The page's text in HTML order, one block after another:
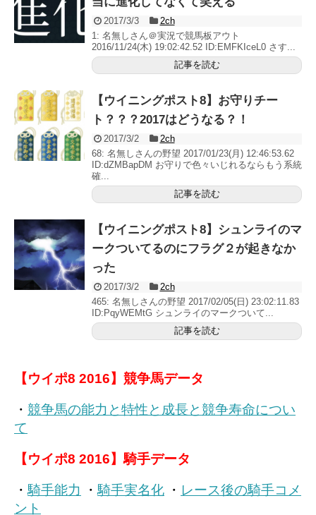
2017/3/3
2ch
1: 名無しさん＠実況で競馬板アウト
2016/11/24(木) 19:02:42.52 ID:EMFKIceL0 さす...
記事を読む
【ウイニングポスト8】お守りチー
ト？？？2017はどうなる？！
2017/3/2
2ch
68: 名無しさんの野望 2017/01/23(月) 12:46:53.62
ID:dZMBapDM お守りで色々いじれるならもう系統
確...
記事を読む
【ウイニングポスト8】シュンライのマ
ークついてるのにフラグ２が起きなか
った
2017/3/2
2ch
465: 名無しさんの野望 2017/02/05(日) 23:02:11.83
ID:PqyWEMtG シュンライのマークついて...
記事を読む
【ウイポ8 2016】競争馬データ
・ 競争馬の能力と特性と成長と競争寿命につい
て
【ウイポ8 2016】騎手データ
・ 騎手能力 ・ 騎手実名化 ・ レース後の騎手コメ
ント